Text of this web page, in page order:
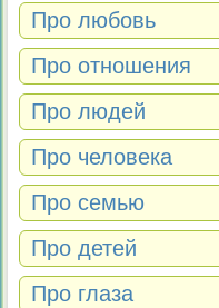
Про любовь
Про отношения
Про людей
Про человека
Про семью
Про детей
Про глаза